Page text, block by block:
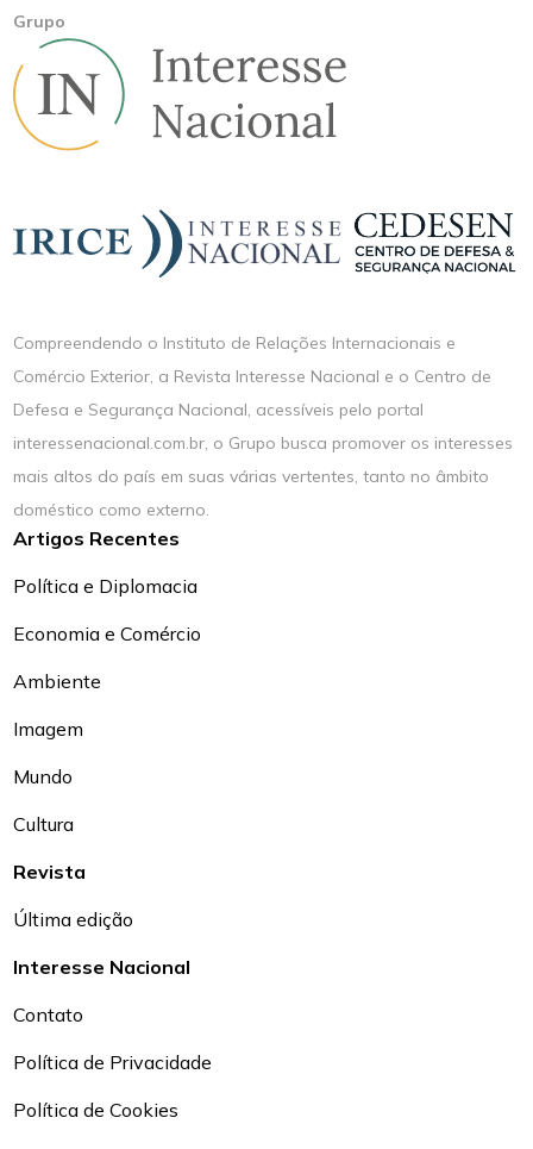
Grupo
Compreendendo o Instituto de Relações Internacionais e
Comércio Exterior, a Revista Interesse Nacional e o Centro de
Defesa e Segurança Nacional, acessíveis pelo portal
interessenacional.com.br, o Grupo busca promover os interesses
mais altos do país em suas várias vertentes, tanto no âmbito
doméstico como externo.
Artigos Recentes
Política e Diplomacia
Economia e Comércio
Ambiente
Imagem
Mundo
Cultura
Revista
Última edição
Interesse Nacional
Contato
Política de Privacidade
Política de Cookies